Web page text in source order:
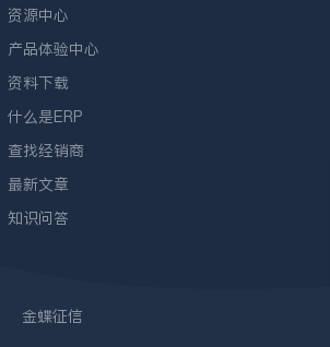
资源中心
产品体验中心
资料下载
什么是ERP
查找经销商
最新文章
知识问答
金蝶征信